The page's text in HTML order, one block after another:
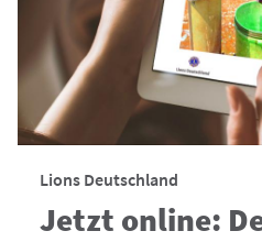
Lions Deutschland
Jetzt online: